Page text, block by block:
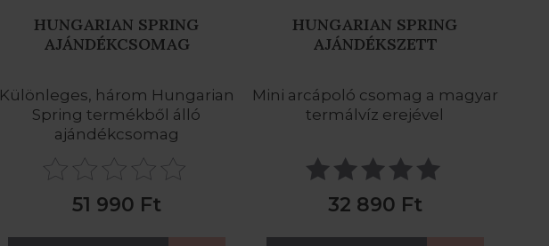
HUNGARIAN SPRING
AJÁNDÉKCSOMAG
Különleges, három Hungarian
Spring termékből álló
ajándékcsomag
51 990 Ft
HUNGARIAN SPRING
AJÁNDÉKSZETT
Mini arcápoló csomag a magyar
termálvíz erejével
32 890 Ft